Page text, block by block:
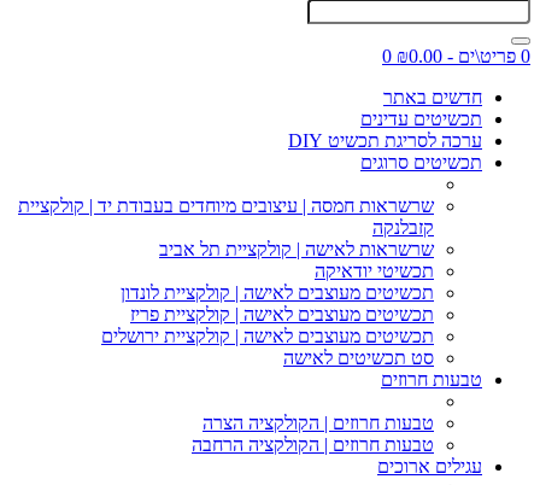
0 פריט\ים - ₪0.00
0
חדשים באתר
תכשיטים עדינים
ערכה לסריגת תכשיט DIY
תכשיטים סרוגים
שרשראות חמסה | עיצובים מיוחדים בעבודת יד | קולקציית
קזבלנקה
שרשראות לאישה | קולקציית תל אביב
תכשיטי יודאיקה
תכשיטים מעוצבים לאישה | קולקציית לונדון
תכשיטים מעוצבים לאישה | קולקציית פריז
תכשיטים מעוצבים לאישה | קולקציית ירושלים
סט תכשיטים לאישה
טבעות חרוזים
טבעות חרוזים | הקולקציה הצרה
טבעות חרוזים | הקולקציה הרחבה
עגילים ארוכים